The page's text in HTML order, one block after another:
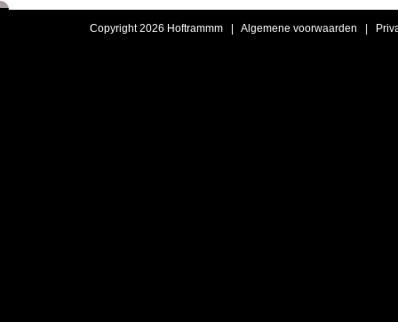
Copyright 2026 Hoftrammm | Algemene voorwaarden